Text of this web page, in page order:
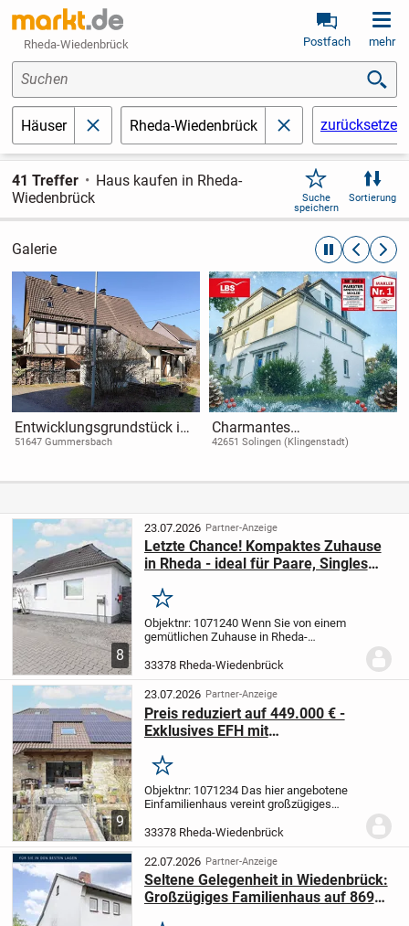
Rheda-Wiedenbrück Postfach mehr
Suchen
Häuser schließenRheda-Wiedenbrück schließenzurücksetzen
41 Treffer
Haus kaufen in Rheda-
Wiedenbrück
Suche
speichern
Sortierung
Galerie automatische
Entwicklungsgrundstück in
attraktiver Lage nahe der
51647 Gummersbach
Charmantes
Mehrfamilienhaus in
42651 Solingen (Klingenstadt)
8
23.07.2026 Partner-Anzeige
Letzte Chance! Kompaktes Zuhause
in Rheda - ideal für Paare, Singles
Merken
Objektnr: 1071240 Wenn Sie von einem
gemütlichen Zuhause in Rheda-
Umfeld schätzen, könnte diese Immobilie
genau das Richtige sein. In angenehmer
Sackgassenlage...
33378 Rheda-Wiedenbrück
9
23.07.2026 Partner-Anzeige
Preis reduziert auf 449.000 € -
Exklusives EFH mit
Rheda
Merken
Objektnr: 1071234 Das hier angebotene
Einfamilienhaus vereint großzügiges
Ausstattungsdetails und ein
außergewöhnliches Erscheinungsbild zu
einem rundum attraktiven Gesamtpaket....
33378 Rheda-Wiedenbrück
22.07.2026 Partner-Anzeige
Seltene Gelegenheit in Wiedenbrück:
Großzügiges Familienhaus auf 869